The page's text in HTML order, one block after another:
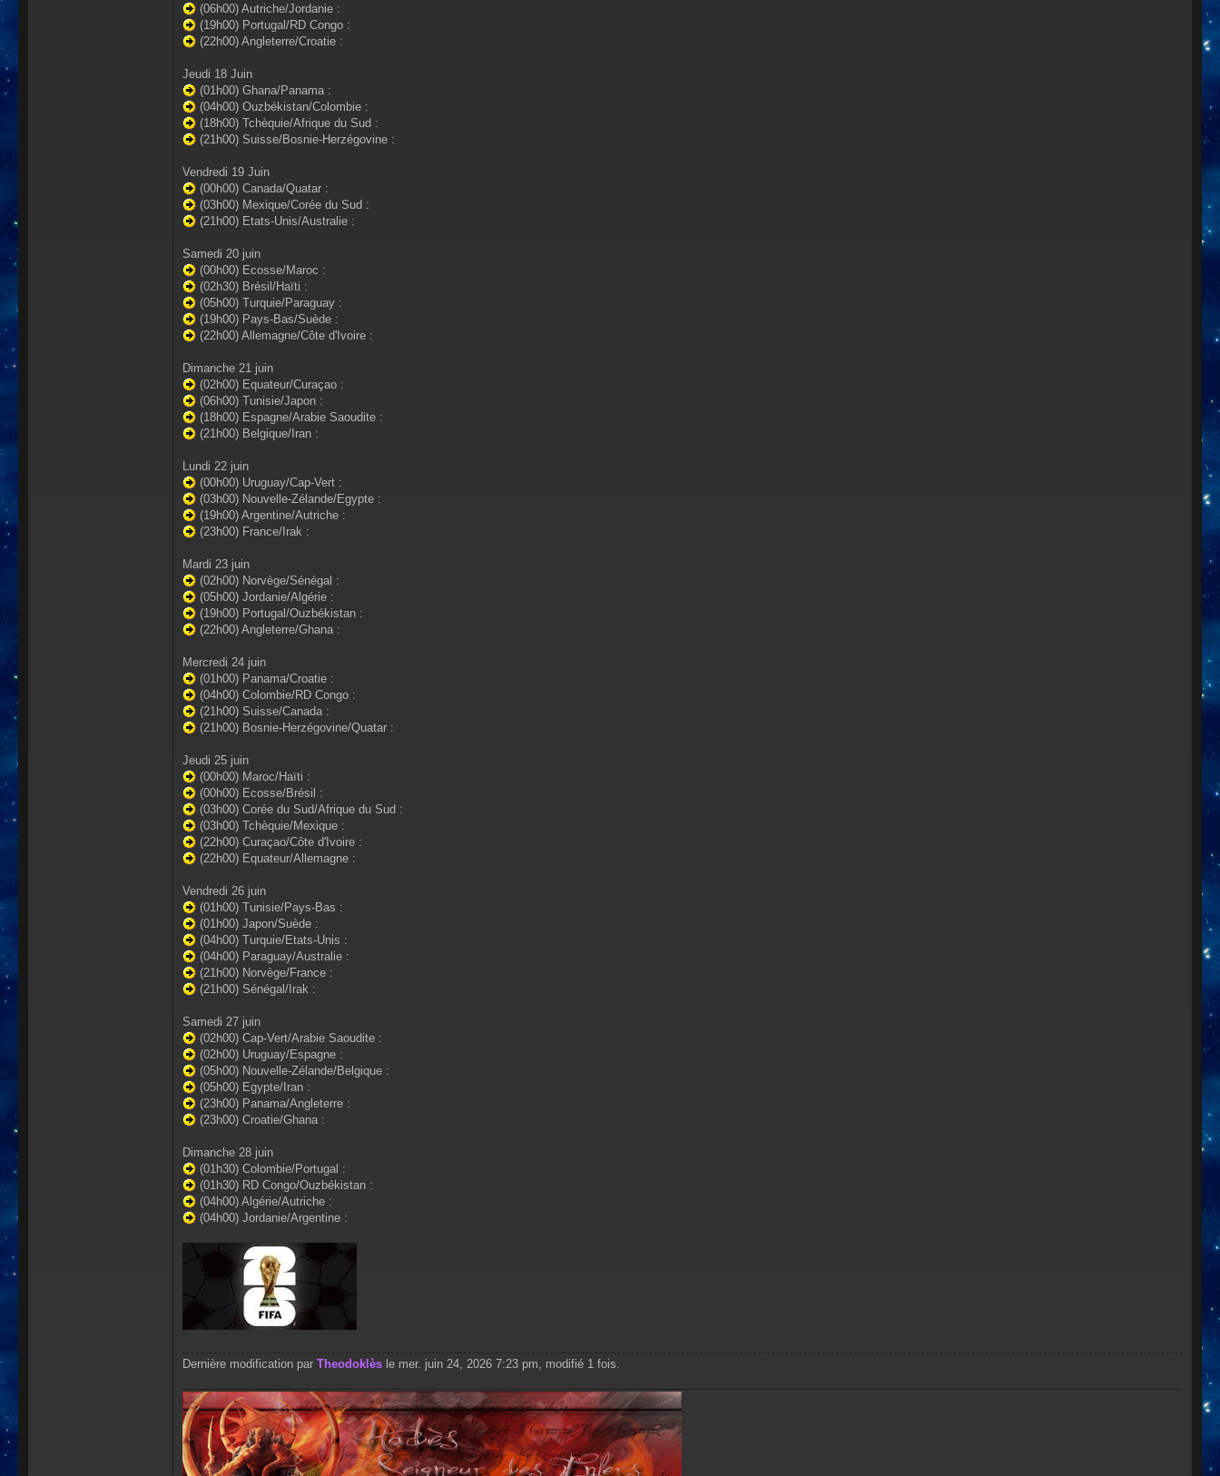
(06h00) Autriche/Jordanie :
(19h00) Portugal/RD Congo :
(22h00) Angleterre/Croatie :
Jeudi 18 Juin
(01h00) Ghana/Panama :
(04h00) Ouzbékistan/Colombie :
(18h00) Tchèquie/Afrique du Sud :
(21h00) Suisse/Bosnie-Herzégovine :
Vendredi 19 Juin
(00h00) Canada/Quatar :
(03h00) Mexique/Corée du Sud :
(21h00) Etats-Unis/Australie :
Samedi 20 juin
(00h00) Ecosse/Maroc :
(02h30) Brésil/Haïti :
(05h00) Turquie/Paraguay :
(19h00) Pays-Bas/Suède :
(22h00) Allemagne/Côte d'Ivoire :
Dimanche 21 juin
(02h00) Equateur/Curaçao :
(06h00) Tunisie/Japon :
(18h00) Espagne/Arabie Saoudite :
(21h00) Belgique/Iran :
Lundi 22 juin
(00h00) Uruguay/Cap-Vert :
(03h00) Nouvelle-Zélande/Egypte :
(19h00) Argentine/Autriche :
(23h00) France/Irak :
Mardi 23 juin
(02h00) Norvège/Sénégal :
(05h00) Jordanie/Algérie :
(19h00) Portugal/Ouzbékistan :
(22h00) Angleterre/Ghana :
Mercredi 24 juin
(01h00) Panama/Croatie :
(04h00) Colombie/RD Congo :
(21h00) Suisse/Canada :
(21h00) Bosnie-Herzégovine/Quatar :
Jeudi 25 juin
(00h00) Maroc/Haïti :
(00h00) Ecosse/Brésil :
(03h00) Corée du Sud/Afrique du Sud :
(03h00) Tchèquie/Mexique :
(22h00) Curaçao/Côte d'Ivoire :
(22h00) Equateur/Allemagne :
Vendredi 26 juin
(01h00) Tunisie/Pays-Bas :
(01h00) Japon/Suède :
(04h00) Turquie/Etats-Unis :
(04h00) Paraguay/Australie :
(21h00) Norvège/France :
(21h00) Sénégal/Irak :
Samedi 27 juin
(02h00) Cap-Vert/Arabie Saoudite :
(02h00) Uruguay/Espagne :
(05h00) Nouvelle-Zélande/Belgique :
(05h00) Egypte/Iran :
(23h00) Panama/Angleterre :
(23h00) Croatie/Ghana :
Dimanche 28 juin
(01h30) Colombie/Portugal :
(01h30) RD Congo/Ouzbékistan :
(04h00) Algérie/Autriche :
(04h00) Jordanie/Argentine :
Dernière modification par Theodoklès le mer. juin 24, 2026 7:23 pm, modifié 1 fois.